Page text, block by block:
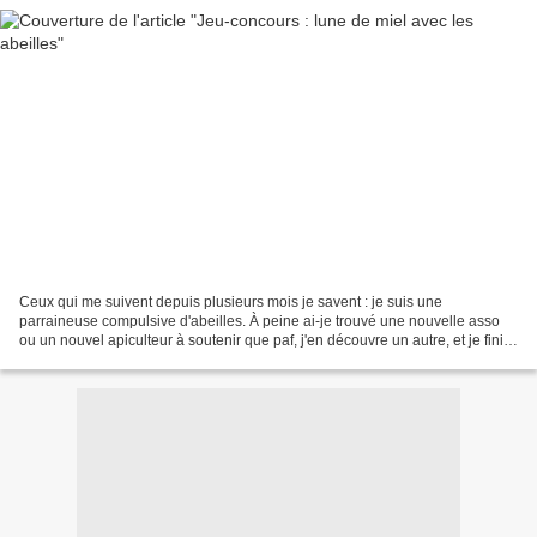
Ceux qui me suivent depuis plusieurs mois je savent : je suis une
parraineuse compulsive d'abeilles. À peine ai-je trouvé une nouvelle asso
ou un nouvel apiculteur à soutenir que paf, j'en découvre un autre, et je finis